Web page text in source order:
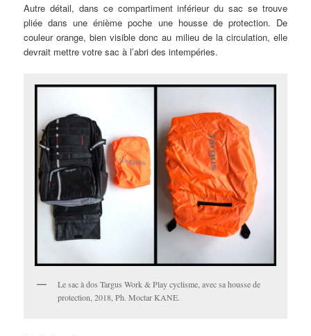
Autre détail, dans ce compartiment inférieur du sac se trouve
pliée dans une énième poche une housse de protection. De
couleur orange, bien visible donc au milieu de la circulation, elle
devrait mettre votre sac à l’abri des intempéries.
Le sac à dos Targus Work & Play cyclisme, avec sa housse de
protection, 2018, Ph. Moctar KANE.